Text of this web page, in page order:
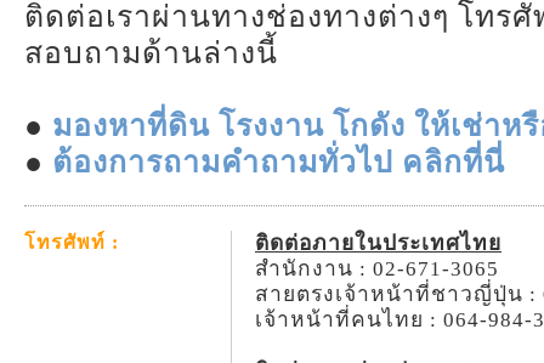
ติดต่อเราผ่านทางช่องทางต่างๆ โทร
สอบถามด้านล่างนี้
● มองหาที่ดิน โรงงาน โกดัง ให้เช่าห
● ต้องการถามคำถามทั่วไป คลิกที่นี่
โทรศัพท์ :
ติดต่อภายในประเทศไทย
สำนักงาน : 02-671-3065
สายตรงเจ้าหน้าที่ชาวญี่ปุ่น :
เจ้าหน้าที่คนไทย : 064-984-